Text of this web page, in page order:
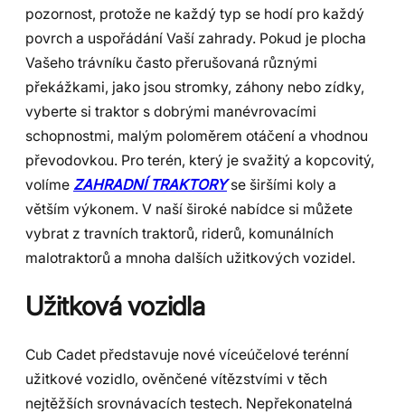
pozornost, protože ne každý typ se hodí pro každý
povrch a uspořádání Vaší zahrady. Pokud je plocha
Vašeho trávníku často přerušovaná různými
překážkami, jako jsou stromky, záhony nebo zídky,
vyberte si traktor s dobrými manévrovacími
schopnostmi, malým poloměrem otáčení a vhodnou
převodovkou. Pro terén, který je svažitý a kopcovitý,
volíme ZAHRADNÍ TRAKTORYse širšími koly a
větším výkonem. V naší široké nabídce si můžete
vybrat z travních traktorů, riderů, komunálních
malotraktorů a mnoha dalších užitkových vozidel.
Užitková vozidla
Cub Cadet představuje nové víceúčelové terénní
užitkové vozidlo, ověnčené vítězstvími v těch
nejtěžších srovnávacích testech. Nepřekonatelná